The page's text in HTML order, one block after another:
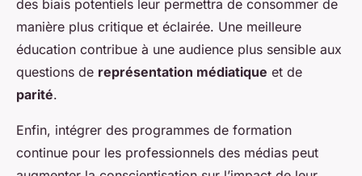
des biais potentiels leur permettra de consommer de
manière plus critique et éclairée. Une meilleure
éducation contribue à une audience plus sensible aux
questions de représentation médiatique et de
parité.
Enfin, intégrer des programmes de formation
continue pour les professionnels des médias peut